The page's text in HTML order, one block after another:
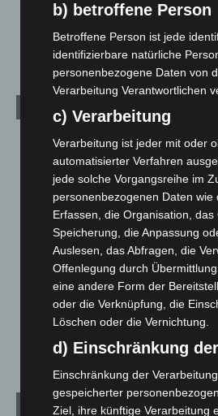
Celle: Mensch stirbt bei Bagger-
5. August 2026
Kategorien
Blaulicht
Corona-News
Hannover und Region
Langenhagen und Ortsteile
Leserbriefe
Menschen
Über uns
Veranstaltungen
Archiv
b) betroffene Person
Betroffene Person ist jede
identifizierbare natürliche
personenbezogene Daten von
Verarbeitung Verantwortlichen
c) Verarbeitung
Verarbeitung ist jeder mit oder
automatisierter Verfahren
jede solche Vorgangsreihe im
personenbezogenen Daten wie
Erfassen, die Organisation, das
Speicherung, die Anpassung
Auslesen, das Abfragen, die
Offenlegung durch
eine andere Form der
oder die Verknüpfung, die
Löschen oder die Vernichtung.
d) Einschränkung
Einschränkung der
gespeicherter
Ziel, ihre künftige Verarbeitung